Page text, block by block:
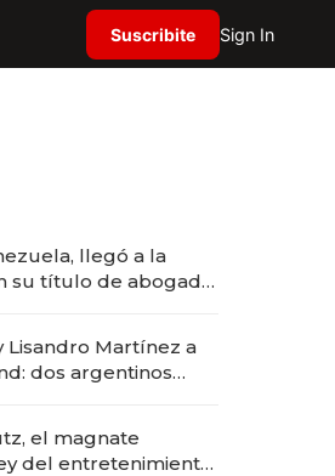
Suscribite Sign In
llegó a la
su título de abogado
Lisandro Martínez a
dos argentinos
el magnate
del entretenimiento